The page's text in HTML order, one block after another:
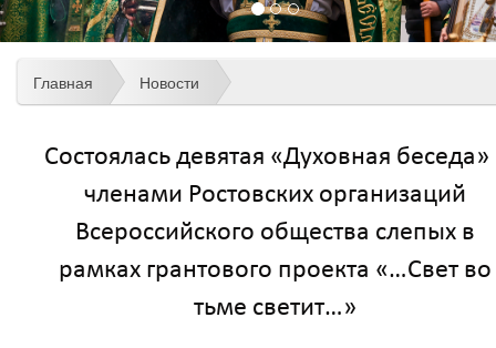
Главная Новости
Состоялась девятая «Духовная беседа»
членами Ростовских организаций
Всероссийского общества слепых в
рамках грантового проекта «…Свет во
тьме светит…»